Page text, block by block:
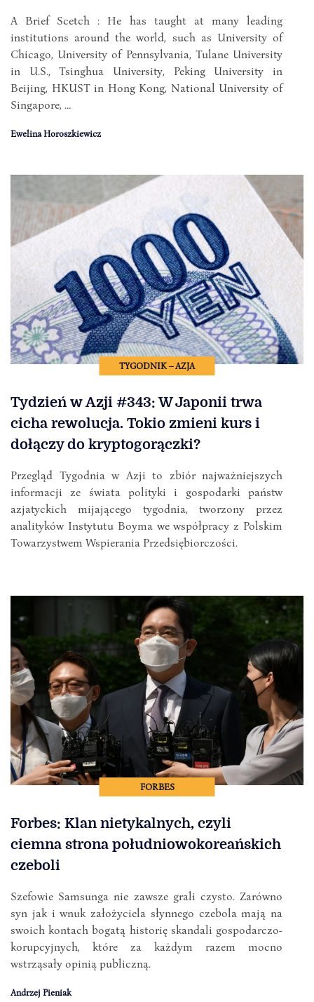
A Brief Scetch : He has taught at many leading
institutions around the world, such as University of
Chicago, University of Pennsylvania, Tulane University
in U.S., Tsinghua University, Peking University in
Beijing, HKUST in Hong Kong, National University of
Singapore, …
Ewelina Horoszkiewicz
TYGODNIK – AZJA
Tydzień w Azji #343: W Japonii trwa
cicha rewolucja. Tokio zmieni kurs i
dołączy do kryptogorączki?
Przegląd Tygodnia w Azji to zbiór najważniejszych
informacji ze świata polityki i gospodarki państw
azjatyckich mijającego tygodnia, tworzony przez
analityków Instytutu Boyma we współpracy z Polskim
Towarzystwem Wspierania Przedsiębiorczości.
FORBES
Forbes: Klan nietykalnych, czyli
ciemna strona południowokoreańskich
czeboli
Szefowie Samsunga nie zawsze grali czysto. Zarówno
syn jak i wnuk założyciela słynnego czebola mają na
swoich kontach bogatą historię skandali gospodarczo-
korupcyjnych, które za każdym razem mocno
wstrząsały opinią publiczną.
Andrzej Pieniak